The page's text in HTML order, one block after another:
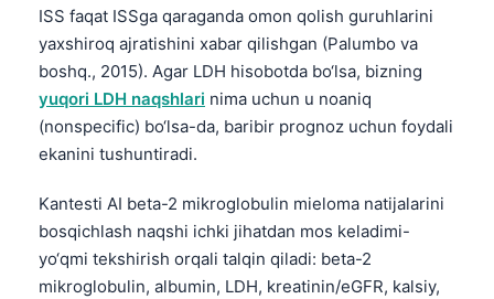
ISS faqat ISSga qaraganda omon qolish guruhlarini
yaxshiroq ajratishini xabar qilishgan (Palumbo va
boshq., 2015). Agar LDH hisobotda bo‘lsa, bizning
yuqori LDH naqshlari nima uchun u noaniq
(nonspecific) bo‘lsa-da, baribir prognoz uchun foydali
ekanini tushuntiradi.
Kantesti AI beta-2 mikroglobulin mieloma natijalarini
bosqichlash naqshi ichki jihatdan mos keladimi-
yo‘qmi tekshirish orqali talqin qiladi: beta-2
mikroglobulin, albumin, LDH, kreatinin/eGFR, kalsiy,
Latviešu valoda
Македонски јазик
Euskara
Gàidhlig
Occitan
العربية المغربية
Afrikaans